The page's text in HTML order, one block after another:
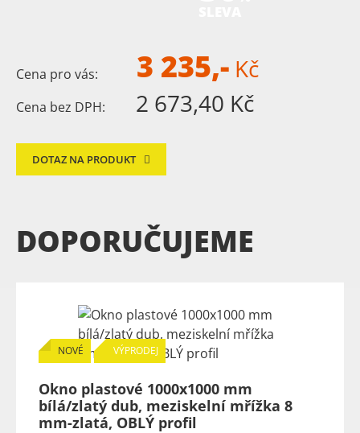
Cena pro vás: 3 235,- Kč
Cena bez DPH: 2 673,40 Kč
DOTAZ NA PRODUKT
DOPORUČUJEME
NOVÉ VÝPRODEJ
Okno plastové 1000x1000 mm
bílá/zlatý dub, meziskelní mřížka 8
mm-zlatá, OBLÝ profil